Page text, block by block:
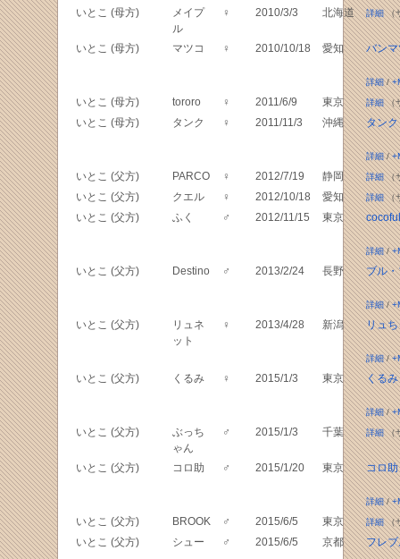
いとこ (母方)
メイプ
ル
♀ 2010/3/3 北海道 詳細（
いとこ (母方) マツコ ♀ 2010/10/18 愛知 バン
詳細/
いとこ (母方) tororo ♀ 2011/6/9 東京 詳細（
いとこ (母方) タンク ♀ 2011/11/3 沖縄 タン
詳細/
いとこ (父方) PARCO ♀ 2012/7/19 静岡 詳細（
いとこ (父方) クエル ♀ 2012/10/18 愛知 詳細（
いとこ (父方) ふく ♂ 2012/11/15 東京
詳細/
いとこ (父方) Destino ♂ 2013/2/24 長野 ブル
詳細/
いとこ (父方)
リュネ
ット
♀ 2013/4/28 新潟 リュ
詳細/
いとこ (父方) くるみ ♀ 2015/1/3 東京 くるみ
詳細/
いとこ (父方)
ぶっち
ゃん
♂ 2015/1/3 千葉 詳細（
いとこ (父方) コロ助 ♂ 2015/1/20 東京 コロ助
詳細/
いとこ (父方) BROOK ♂ 2015/6/5 東京 詳細（
いとこ (父方) シュー ♂ 2015/6/5 京都 フレ